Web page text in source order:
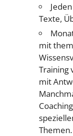
Texte,
mit
Training
mit
Themen.